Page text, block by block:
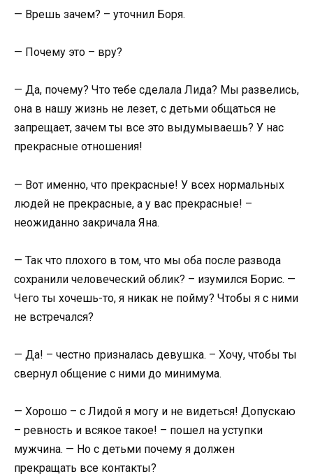
— Врешь зачем? – уточнил Боря.
— Почему это – вру?
— Да, почему? Что тебе сделала Лида? Мы развелись,
она в нашу жизнь не лезет, с детьми общаться не
запрещает, зачем ты все это выдумываешь? У нас
прекрасные отношения!
— Вот именно, что прекрасные! У всех нормальных
людей не прекрасные, а у вас прекрасные! –
неожиданно закричала Яна.
— Так что плохого в том, что мы оба после развода
сохранили человеческий облик? – изумился Борис. —
Чего ты хочешь-то, я никак не пойму? Чтобы я с ними
не встречался?
— Да! – честно призналась девушка. – Хочу, чтобы ты
свернул общение с ними до минимума.
— Хорошо – с Лидой я могу и не видеться! Допускаю
– ревность и всякое такое! – пошел на уступки
мужчина. — Но с детьми почему я должен
прекращать все контакты?